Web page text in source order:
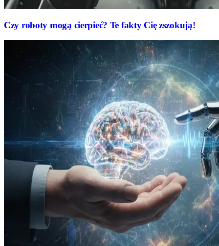
Czy roboty mogą cierpieć? Te fakty Cię zszokują!